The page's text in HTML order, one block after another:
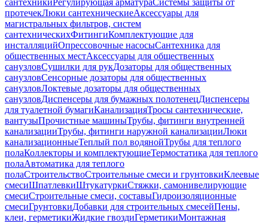
сантехникиРегулирующая арматураСистемы защиты от
протечекЛюки сантехническиеАксессуары для
магистральных фильтров, систем
сантехническихФитингиКомплектующие для
инсталляцийОпрессовочные насосыСантехника для
общественных местАксессуары для общественных
санузловСушилки для рукДозаторы для общественных
санузловСенсорные дозаторы для общественных
санузловЛоктевые дозаторы для общественных
санузловДиспенсеры для бумажных полотенецДиспенсеры
для туалетной бумагиКанализацияТросы сантехнические,
вантузыПрочистные машиныТрубы, фитинги внутренней
канализацииТрубы, фитинги наружной канализацииЛюки
канализационныеТеплый пол водянойТрубы для теплого
полаКоллекторы и комплектующиеТермостатика для теплого
полаАвтоматика для теплого
полаСтроительствоСтроительные смеси и грунтовкиКлеевые
смесиШпатлевкиШтукатуркиСтяжки, самонивелирующие
смесиСтроительные смеси, составыГидроизоляционные
смесиГрунтовкиДобавки для строительных смесейПены,
клеи, герметикиЖидкие гвоздиГерметикиМонтажная